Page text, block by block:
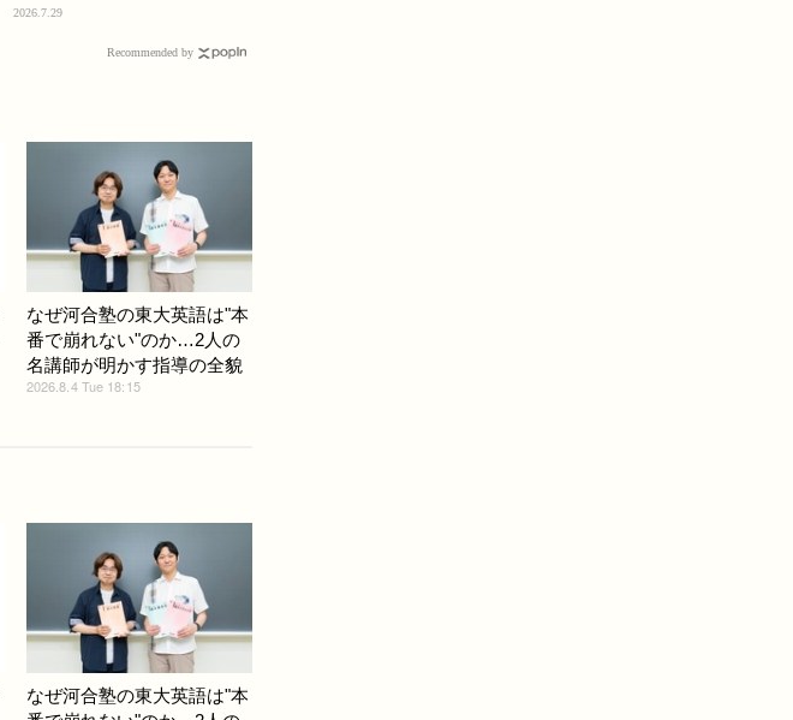
2026.7.29
Recommended by
なぜ河合塾の東大英語は"本
番で崩れない"のか…2人の
名講師が明かす指導の全貌
2026.8.4 Tue 18:15
なぜ河合塾の東大英語は"本